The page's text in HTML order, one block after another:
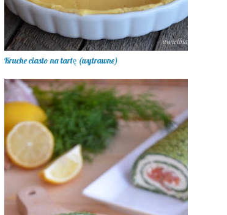
Kruche ciasto na tartę (wytrawne)